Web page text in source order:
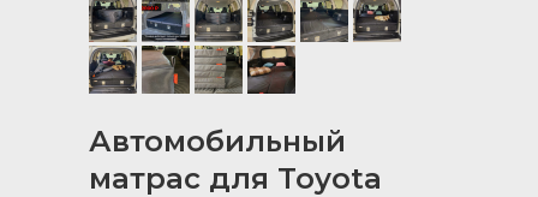
Автомобильный
матрас для Toyota